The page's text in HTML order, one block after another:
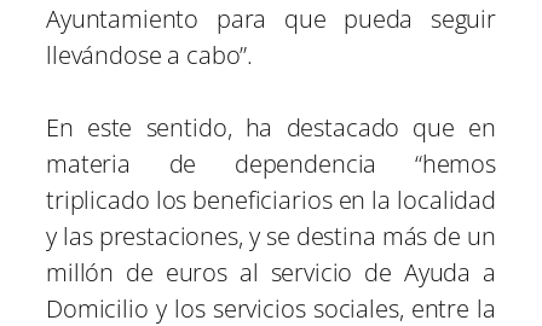
Ayuntamiento para que pueda seguir
llevándose a cabo”.
En este sentido, ha destacado que en
materia de dependencia “hemos
triplicado los beneficiarios en la localidad
y las prestaciones, y se destina más de un
millón de euros al servicio de Ayuda a
Domicilio y los servicios sociales, entre la